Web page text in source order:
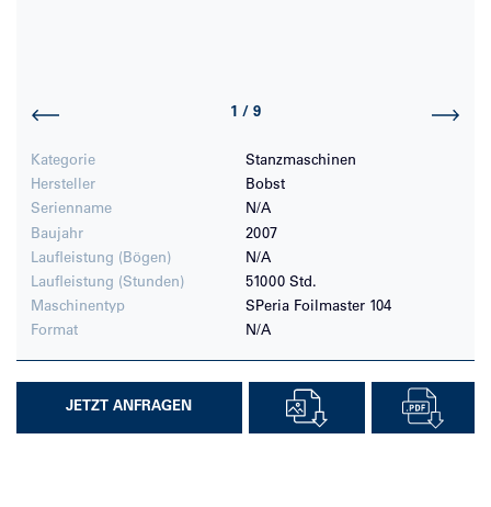
Kategorie
Stanzmaschinen
Hersteller
Bobst
Serienname
N/A
Baujahr
2007
Laufleistung (Bögen)
N/A
Laufleistung (Stunden)
51000 Std.
Maschinentyp
SPeria Foilmaster 104
Format
N/A
JETZT ANFRAGEN
1 / 9